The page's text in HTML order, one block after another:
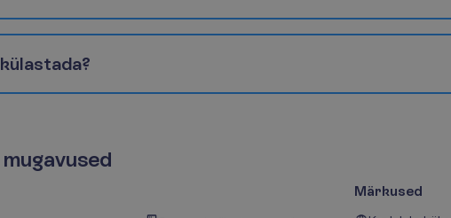
külastada?
mugavused
Märkused